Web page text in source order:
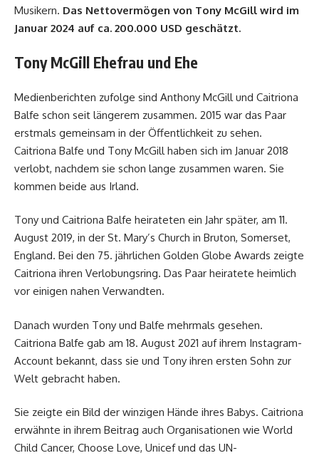
Musikern. Das Nettovermögen von Tony McGill wird im
Januar 2024 auf ca. 200.000 USD geschätzt.
Tony McGill Ehefrau und Ehe
Medienberichten zufolge sind Anthony McGill und Caitriona
Balfe schon seit längerem zusammen. 2015 war das Paar
erstmals gemeinsam in der Öffentlichkeit zu sehen.
Caitriona Balfe und Tony McGill haben sich im Januar 2018
verlobt, nachdem sie schon lange zusammen waren. Sie
kommen beide aus Irland.
Tony und Caitriona Balfe heirateten ein Jahr später, am 11.
August 2019, in der St. Mary’s Church in Bruton, Somerset,
England. Bei den 75. jährlichen Golden Globe Awards zeigte
Caitriona ihren Verlobungsring. Das Paar heiratete heimlich
vor einigen nahen Verwandten.
Danach wurden Tony und Balfe mehrmals gesehen.
Caitriona Balfe gab am 18. August 2021 auf ihrem Instagram-
Account bekannt, dass sie und Tony ihren ersten Sohn zur
Welt gebracht haben.
Sie zeigte ein Bild der winzigen Hände ihres Babys. Caitriona
erwähnte in ihrem Beitrag auch Organisationen wie World
Child Cancer, Choose Love, Unicef ​​und das UN-